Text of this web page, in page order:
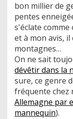
bon millier de
pentes
s'éclate comme
et à mon avis,
montagnes…
On ne sait
dévêtir dans la
sure, ce genre
fréquente chez
Allemagne par
mannequin).